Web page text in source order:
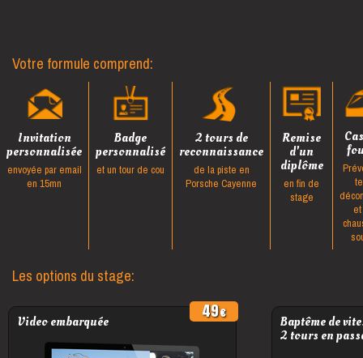
Votre formule comprend:
Invitation
personnalisée
envoyée par email
en 15mn
Badge
personnalisé
et un tour de cou
2 tours de
reconnaissance
de la piste en
Porsche Cayenne
Remise
d'un
diplôme
en fin de
stage
Les options du stage:
Video embarquée
49
Baptême de
2 tours en